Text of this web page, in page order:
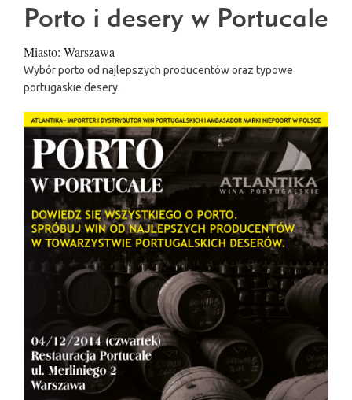
Porto i desery w Portucale
Miasto: Warszawa
Wybór porto od najlepszych producentów oraz typowe
portugaskie desery.